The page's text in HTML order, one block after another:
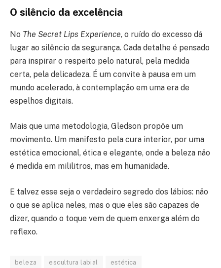
O silêncio da excelência
No The Secret Lips Experience, o ruído do excesso dá
lugar ao silêncio da segurança. Cada detalhe é pensado
para inspirar o respeito pelo natural, pela medida
certa, pela delicadeza. É um convite à pausa em um
mundo acelerado, à contemplação em uma era de
espelhos digitais.
Mais que uma metodologia, Gledson propõe um
movimento. Um manifesto pela cura interior, por uma
estética emocional, ética e elegante, onde a beleza não
é medida em mililitros, mas em humanidade.
E talvez esse seja o verdadeiro segredo dos lábios: não
o que se aplica neles, mas o que eles são capazes de
dizer, quando o toque vem de quem enxerga além do
reflexo.
beleza escultura labial estética